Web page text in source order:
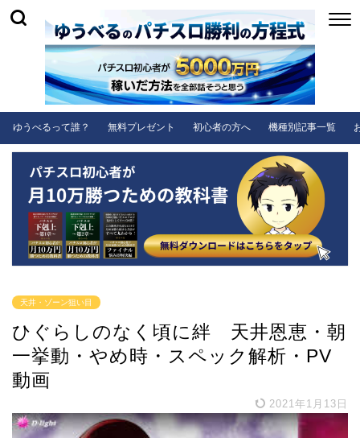
ゆうべるって誰？ 無料プレゼント 初心者の方へ 機種別記事一覧
天井・ゾーン狙い目
ひぐらしのなく頃に絆 天井恩恵・朝
一挙動・やめ時・スペック解析・PV
動画
2021年1月13日